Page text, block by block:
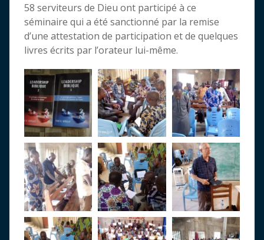
58 serviteurs de Dieu ont participé à ce
séminaire qui a été sanctionné par la remise
d’une attestation de participation et de quelques
livres écrits par l’orateur lui-même.